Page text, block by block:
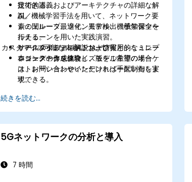
定できる。
AI／機械学習手法を用いて、ネットワーク要
素の閉ループ最適化、異常検出、予知保全を
行える。
リアルタイムテレメトリー情報とシミュレー
ションデータを統合し、モデル主導のオーケ
ストレーションやインテントベース制御を実
現できる。
デジタルツイン試験場を用いた検証および妥
当性確認のワークフローを設計できる。
技術的講義およびアーキテクチャの詳細な解
説。
シミュレータ、ツインモデル、機械学習ツー
ルチェーンを用いた実践演習。
ケーススタディの解説および実用的なミニプ
ロジェクト作成体験。
カスタマイズ可能な内容について
本コースのカスタマイズ版をご希望の場合
は、お問い合わせいただければ手配いたしま
す。
続きを読む...
5Gネットワークの分析と導入
7 時間